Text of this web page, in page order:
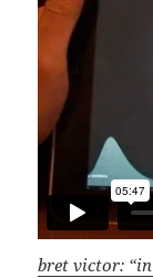
bret victor: